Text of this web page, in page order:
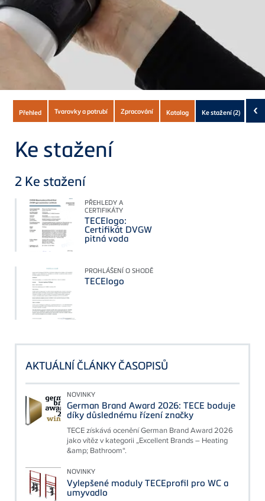
Subnavigation
of
current
Product
Přehled Tvarovky a potrubí Zpracování Katalog Ke stažení(2) ‹
Ke stažení
2 Ke stažení
PŘEHLEDY A
CERTIFIKÁTY
TECElogo:
Certifikát DVGW
pitná voda
PROHLÁŠENÍ O SHODĚ
TECElogo
AKTUÁLNÍ ČLÁNKY ČASOPISŮ
NOVINKY
German Brand Award 2026: TECE boduje
díky důslednému řízení značky
TECE získává ocenění German Brand Award 2026
jako vítěz v kategorii „Excellent Brands – Heating
&amp; Bathroom“.
NOVINKY
Vylepšené moduly TECEprofil pro WC a
umyvadlo